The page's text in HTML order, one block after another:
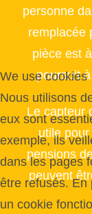
personne
remplacée
pièce est
poursuit
Le capteur
utile
pensions
peuvent
We use cookies
Nous utilisons
eux sont
exemple, ils
dans les pages
être refusés. En
un cookie